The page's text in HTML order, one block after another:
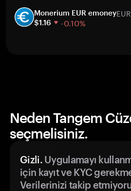
30 gün
Piyasa değeri
Monerium EUR emoney
$1.16 -0.10%
Neden Tangem
seçmelisiniz.
Gizli.Uygulamayı
için kayıt ve KYC
Verilerinizi takip